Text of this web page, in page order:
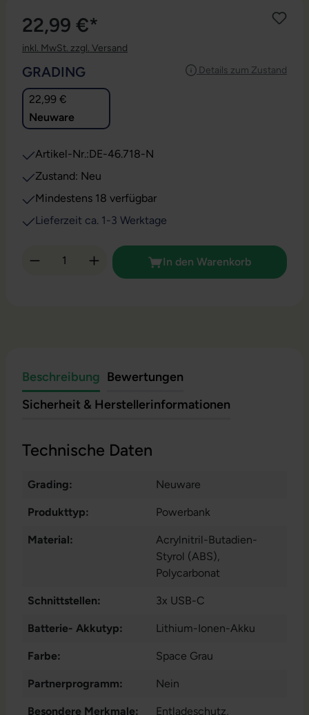
22,99 €*
inkl. MwSt. zzgl. Versand
Details zum Zustand
GRADING
22,99 €
Neuware
Artikel-Nr.:DE-46.718-N
Zustand: Neu
Mindestens 18 verfügbar
Lieferzeit ca. 1-3 Werktage
Produkt Anzahl: Gib den gewünschten
In den Warenkorb
Beschreibung Bewertungen
Sicherheit & Herstellerinformationen
Technische Daten
Grading: Neuware
Produkttyp: Powerbank
Material:
Acrylnitril-Butadien-
Styrol (ABS),
Polycarbonat
Schnittstellen: 3x USB-C
Batterie- Akkutyp: Lithium-Ionen-Akku
Farbe: Space Grau
Partnerprogramm: Nein
Besondere Merkmale: Entladeschutz,